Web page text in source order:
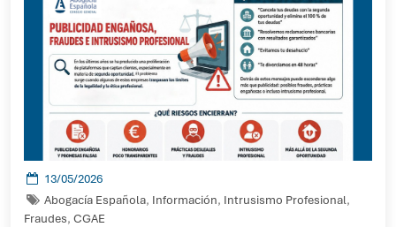
13/05/2026
Abogacía Española, Información, Intrusismo Profesional,
Fraudes, CGAE